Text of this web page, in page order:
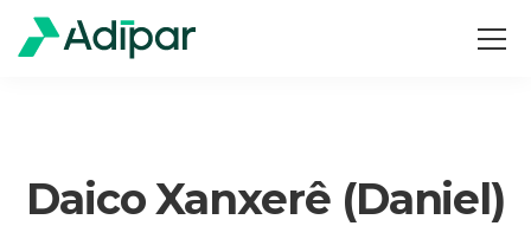
Daico Xanxerê (Daniel)